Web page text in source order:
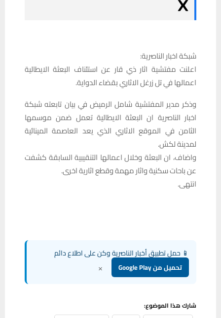
شبكة اخبار الناصرية:
اعلنت مفتشية اثار ذي قار عن استئناف البعثة الايطالية
اعمالها في تل زرغل الاثاري بقضاء الدواية.
وذكر مدير المفتشية شامل الرميض في بيان تابعته شبكة
اخبار الناصرية ان البعثة الايطالية تعمل ضمن موسمها
الثامن في الموقع الاثاري الذي يعد العاصمة المينائية
لمدينة لكش.
واضاف، ان البعثة وخلال اعمالها التنقيبية السابقة كشفت
عن باحات سكنية واثار مهمة وقطع اثارية اخرى.
انتهى.
📱 حمل تطبيق أخبار الناصرية وكن على اطلاع دائم
تحميل من Google Play ×
شارك هذا الموضوع: